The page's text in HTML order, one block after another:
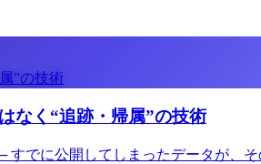
”の技術
なく“追跡・帰属”の技術
でに公開してしまったデータが、